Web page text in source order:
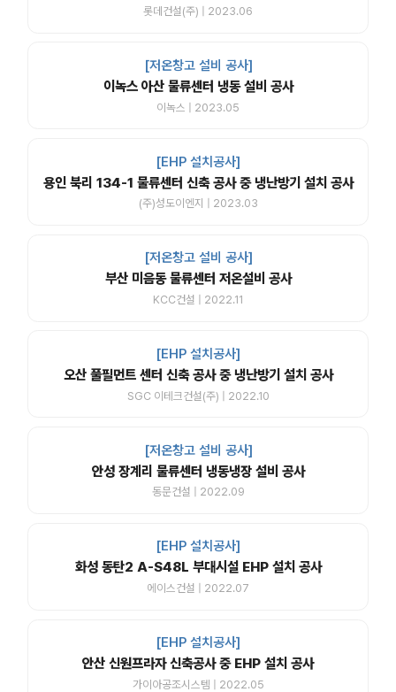
롯데건설(주) | 2023.06
[저온창고 설비 공사]
이녹스 아산 물류센터 냉동 설비 공사
이녹스 | 2023.05
[EHP 설치공사]
용인 북리 134-1 물류센터 신축 공사 중 냉난방기 설치 공사
(주)성도이엔지 | 2023.03
[저온창고 설비 공사]
부산 미음동 물류센터 저온설비 공사
KCC건설 | 2022.11
[EHP 설치공사]
오산 풀필먼트 센터 신축 공사 중 냉난방기 설치 공사
SGC 이테크건설(주) | 2022.10
[저온창고 설비 공사]
안성 장계리 물류센터 냉동냉장 설비 공사
동문건설 | 2022.09
[EHP 설치공사]
화성 동탄2 A-S48L 부대시설 EHP 설치 공사
에이스건설 | 2022.07
[EHP 설치공사]
안산 신원프라자 신축공사 중 EHP 설치 공사
가이아공조시스템 | 2022.05